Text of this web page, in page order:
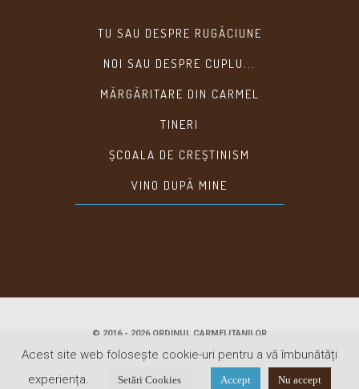
TU SAU DESPRE RUGĂCIUNE
NOI SAU DESPRE CUPLU...
MĂRGĂRITARE DIN CARMEL
TINERI
ȘCOALA DE CREȘTINISM
VINO DUPĂ MINE
© 2016 - 2026 ORDINUL CARMELITANILOR
DESCULŢI, SNAGOV
Acest site web folosește cookie-uri pentru a vă îmbunătăți
experiența.
Setări Cookies Accept Nu accept